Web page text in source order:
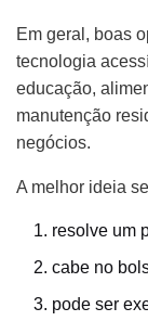
Em geral, boas
tecnologia
educação,
manutenção
negócios.
A melhor ideia
resolve um
cabe no
pode ser